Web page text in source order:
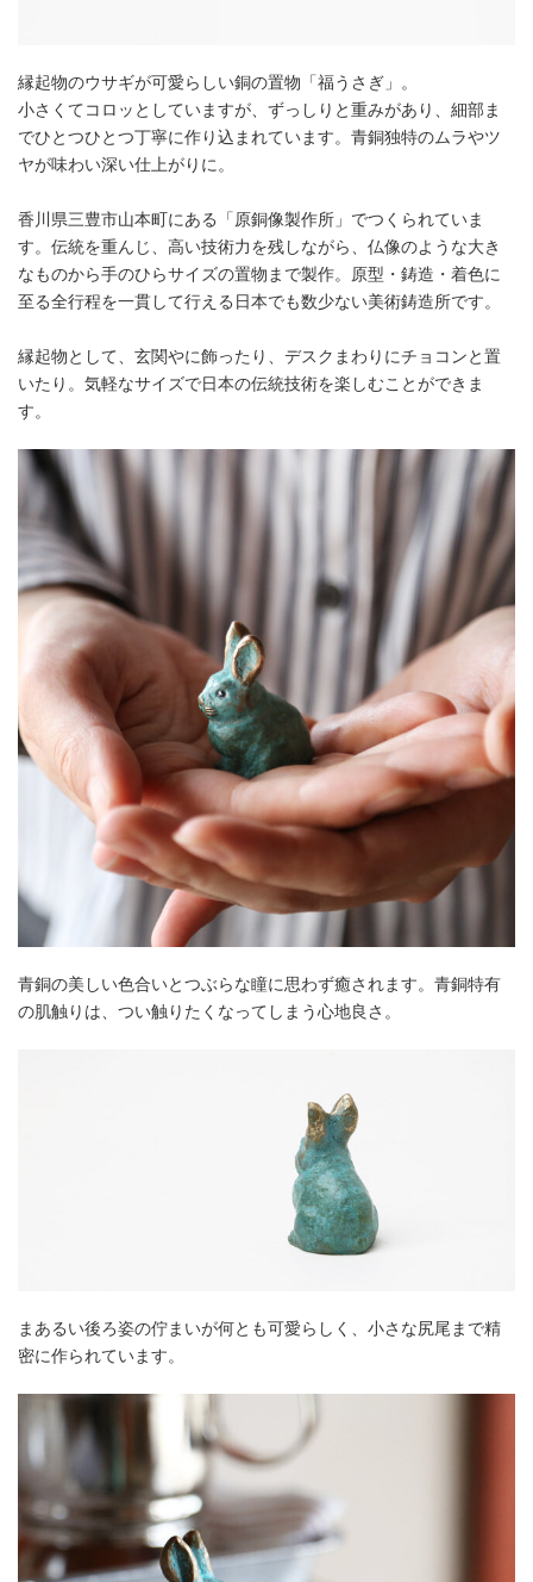
縁起物のウサギが可愛らしい銅の置物「福うさぎ」。
小さくてコロッとしていますが、ずっしりと重みがあり、細部ま
でひとつひとつ丁寧に作り込まれています。青銅独特のムラやツ
ヤが味わい深い仕上がりに。
香川県三豊市山本町にある「原銅像製作所」でつくられていま
す。伝統を重んじ、高い技術力を残しながら、仏像のような大き
なものから手のひらサイズの置物まで製作。原型・鋳造・着色に
至る全行程を一貫して行える日本でも数少ない美術鋳造所です。
縁起物として、玄関やに飾ったり、デスクまわりにチョコンと置
いたり。気軽なサイズで日本の伝統技術を楽しむことができま
す。
青銅の美しい色合いとつぶらな瞳に思わず癒されます。青銅特有
の肌触りは、つい触りたくなってしまう心地良さ。
まあるい後ろ姿の佇まいが何とも可愛らしく、小さな尻尾まで精
密に作られています。